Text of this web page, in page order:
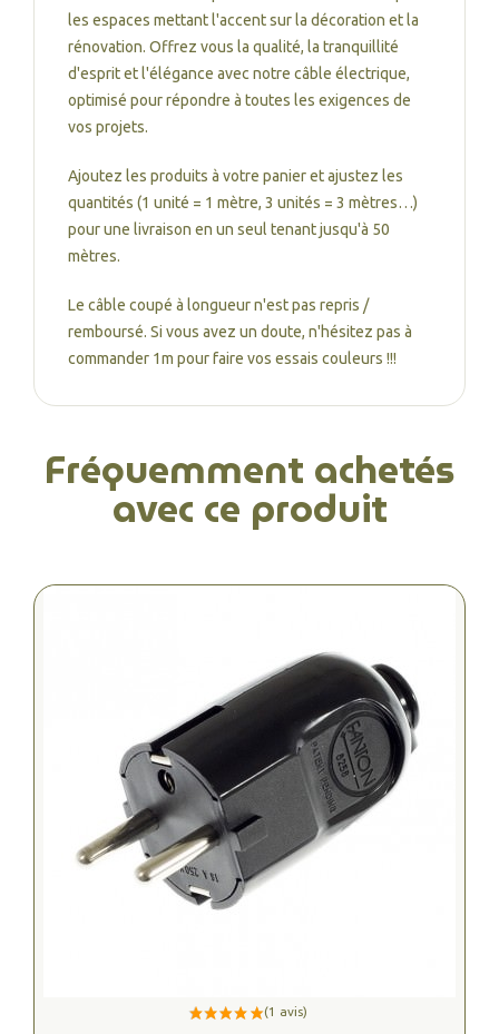
les espaces mettant l'accent sur la décoration et la
rénovation. Offrez vous la qualité, la tranquillité
d'esprit et l'élégance avec notre câble électrique,
optimisé pour répondre à toutes les exigences de
vos projets.
Ajoutez les produits à votre panier et ajustez les
quantités (1 unité = 1 mètre, 3 unités = 3 mètres…)
pour une livraison en un seul tenant jusqu'à 50
mètres.
Le câble coupé à longueur n'est pas repris /
remboursé. Si vous avez un doute, n'hésitez pas à
commander 1m pour faire vos essais couleurs !!!
Fréquemment achetés
avec ce produit